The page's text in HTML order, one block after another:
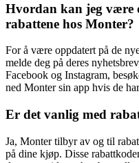
Hvordan kan jeg være
rabattene hos Monter?
For å være oppdatert på de
melde deg på deres
Facebook og Instagram,
ned Monter sin app hvis de
Er det vanlig med
Ja, Monter tilbyr av og til
på dine kjøp. Disse